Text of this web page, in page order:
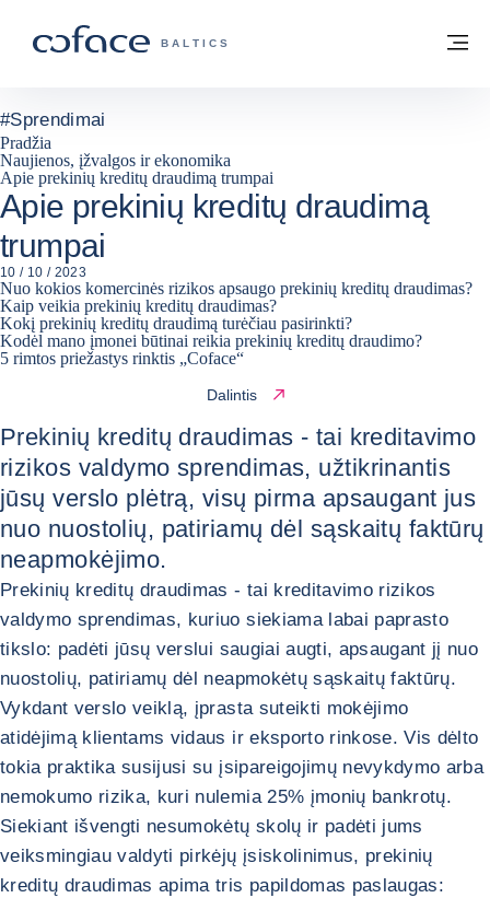
„COFACE“ FOR TRADE - GRUPĖS
BALTICS
Grįžti į pradžią
#Sprendimai
Pradžia
Naujienos, įžvalgos ir ekonomika
Apie prekinių kreditų draudimą trumpai
Apie prekinių kreditų draudimą
trumpai
10 / 10 / 2023
Nuo kokios komercinės rizikos apsaugo prekinių kreditų draudimas?
Kaip veikia prekinių kreditų draudimas?
Kokį prekinių kreditų draudimą turėčiau pasirinkti?
Kodėl mano įmonei būtinai reikia prekinių kreditų draudimo?
5 rimtos priežastys rinktis „Coface“
Dalintis
Prekinių kreditų draudimas - tai kreditavimo
rizikos valdymo sprendimas, užtikrinantis
jūsų verslo plėtrą, visų pirma apsaugant jus
nuo nuostolių, patiriamų dėl sąskaitų faktūrų
neapmokėjimo.
Prekinių kreditų draudimas - tai kreditavimo rizikos
valdymo sprendimas, kuriuo siekiama labai paprasto
tikslo: padėti jūsų verslui saugiai augti, apsaugant jį nuo
nuostolių, patiriamų dėl neapmokėtų sąskaitų faktūrų.
Vykdant verslo veiklą, įprasta suteikti mokėjimo
atidėjimą klientams vidaus ir eksporto rinkose. Vis dėlto
tokia praktika susijusi su įsipareigojimų nevykdymo arba
nemokumo rizika, kuri nulemia 25% įmonių bankrotų.
Siekiant išvengti nesumokėtų skolų ir padėti jums
veiksmingiau valdyti pirkėjų įsiskolinimus, prekinių
kreditų draudimas apima tris papildomas paslaugas: